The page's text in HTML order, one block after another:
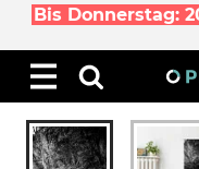
Bis Donnerstag: